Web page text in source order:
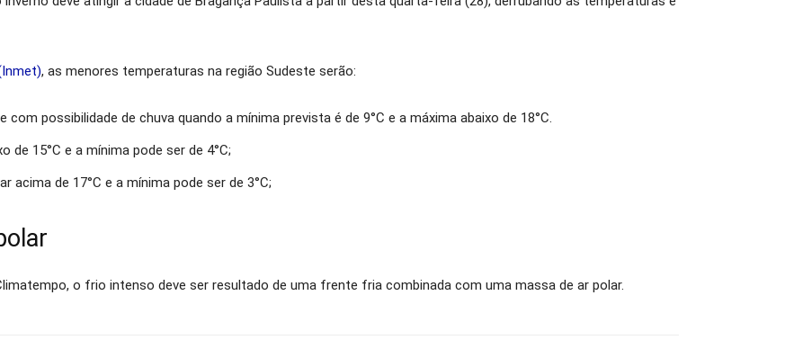
, as menores temperaturas na região Sudeste serão:
possibilidade de chuva quando a mínima prevista é de 9°C e a máxima abaixo de 18°C.
de 15°C e a mínima pode ser de 4°C;
acima de 17°C e a mínima pode ser de 3°C;
o frio intenso deve ser resultado de uma frente fria combinada com uma massa de ar polar.